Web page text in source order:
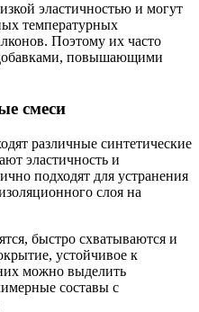
эластичностью и могут
температурных
Поэтому их часто
повышающими
смеси
различные синтетические
эластичность и
подходят для устранения
слоя на
быстро схватываются и
устойчивое к
можно выделить
составы с